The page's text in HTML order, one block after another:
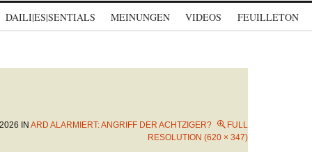
DAILI|ES|SENTIALS MEINUNGEN VIDEOS FEUILLETON
IN ARD ALARMIERT: ANGRIFF DER ACHTZIGER?
FULL
RESOLUTION (620 × 347)